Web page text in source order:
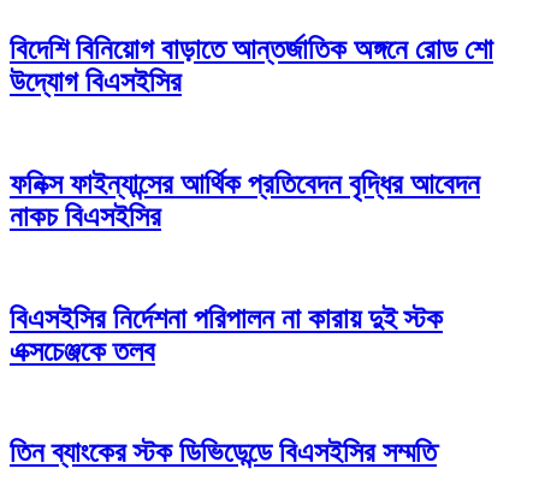
বিদেশি বিনিয়োগ বাড়াতে আন্তর্জাতিক অঙ্গনে রোড শো
উদ্যোগ বিএসইসির
ফনিক্স ফাইন্যান্সের আর্থিক প্রতিবেদন বৃদ্ধির আবেদন
নাকচ বিএসইসির
বিএসইসির নির্দেশনা পরিপালন না কারায় দুই স্টক
এক্সচেঞ্জকে তলব
তিন ব্যাংকের স্টক ডিভিডেন্ডে বিএসইসির সম্মতি